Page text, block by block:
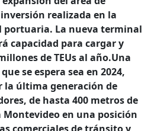
realizada en la
portuaria. La nueva terminal
capacidad para cargar y
de TEUs al año.Una
se espera sea en 2024,
la última generación de
de hasta 400 metros de
Montevideo en una posición